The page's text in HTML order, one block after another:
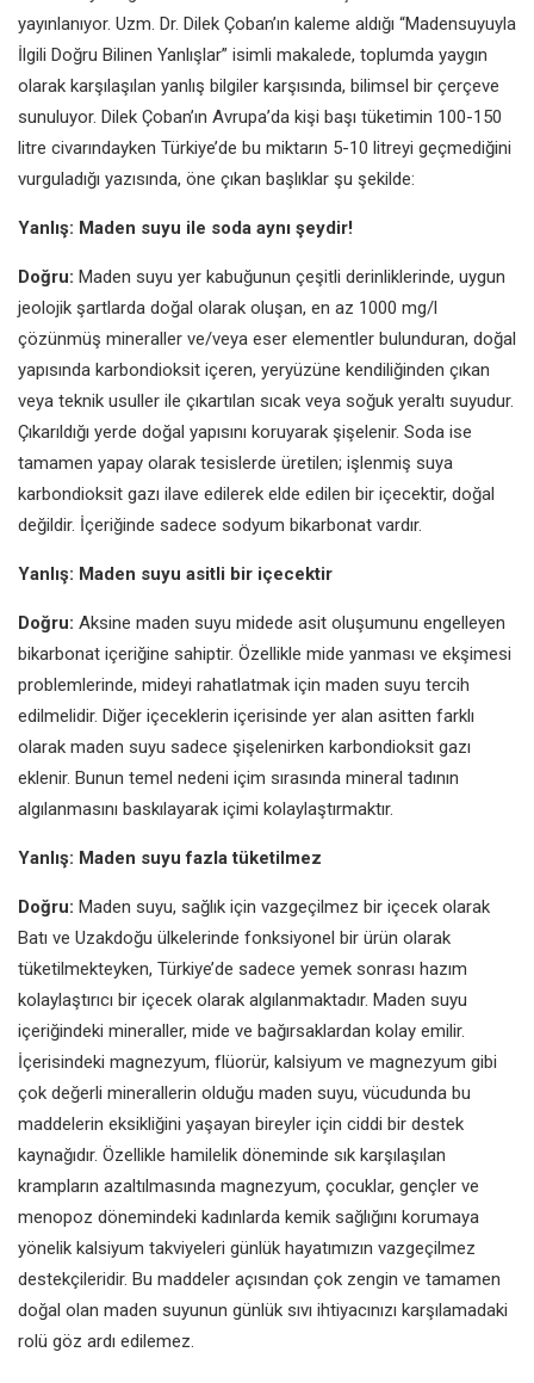
yayınlanıyor. Uzm. Dr. Dilek Çoban’ın kaleme aldığı “Madensuyuyla
İlgili Doğru Bilinen Yanlışlar” isimli makalede, toplumda yaygın
olarak karşılaşılan yanlış bilgiler karşısında, bilimsel bir çerçeve
sunuluyor. Dilek Çoban’ın Avrupa’da kişi başı tüketimin 100-150
litre civarındayken Türkiye’de bu miktarın 5-10 litreyi geçmediğini
vurguladığı yazısında, öne çıkan başlıklar şu şekilde:
Yanlış: Maden suyu ile soda aynı şeydir!
Doğru: Maden suyu yer kabuğunun çeşitli derinliklerinde, uygun
jeolojik şartlarda doğal olarak oluşan, en az 1000 mg/l
çözünmüş mineraller ve/veya eser elementler bulunduran, doğal
yapısında karbondioksit içeren, yeryüzüne kendiliğinden çıkan
veya teknik usuller ile çıkartılan sıcak veya soğuk yeraltı suyudur.
Çıkarıldığı yerde doğal yapısını koruyarak şişelenir. Soda ise
tamamen yapay olarak tesislerde üretilen; işlenmiş suya
karbondioksit gazı ilave edilerek elde edilen bir içecektir, doğal
değildir. İçeriğinde sadece sodyum bikarbonat vardır.
Yanlış: Maden suyu asitli bir içecektir
Doğru: Aksine maden suyu midede asit oluşumunu engelleyen
bikarbonat içeriğine sahiptir. Özellikle mide yanması ve ekşimesi
problemlerinde, mideyi rahatlatmak için maden suyu tercih
edilmelidir. Diğer içeceklerin içerisinde yer alan asitten farklı
olarak maden suyu sadece şişelenirken karbondioksit gazı
eklenir. Bunun temel nedeni içim sırasında mineral tadının
algılanmasını baskılayarak içimi kolaylaştırmaktır.
Yanlış: Maden suyu fazla tüketilmez
Doğru: Maden suyu, sağlık için vazgeçilmez bir içecek olarak
Batı ve Uzakdoğu ülkelerinde fonksiyonel bir ürün olarak
tüketilmekteyken, Türkiye’de sadece yemek sonrası hazım
kolaylaştırıcı bir içecek olarak algılanmaktadır. Maden suyu
içeriğindeki mineraller, mide ve bağırsaklardan kolay emilir.
İçerisindeki magnezyum, flüorür, kalsiyum ve magnezyum gibi
çok değerli minerallerin olduğu maden suyu, vücudunda bu
maddelerin eksikliğini yaşayan bireyler için ciddi bir destek
kaynağıdır. Özellikle hamilelik döneminde sık karşılaşılan
krampların azaltılmasında magnezyum, çocuklar, gençler ve
menopoz dönemindeki kadınlarda kemik sağlığını korumaya
yönelik kalsiyum takviyeleri günlük hayatımızın vazgeçilmez
destekçileridir. Bu maddeler açısından çok zengin ve tamamen
doğal olan maden suyunun günlük sıvı ihtiyacınızı karşılamadaki
rolü göz ardı edilemez.